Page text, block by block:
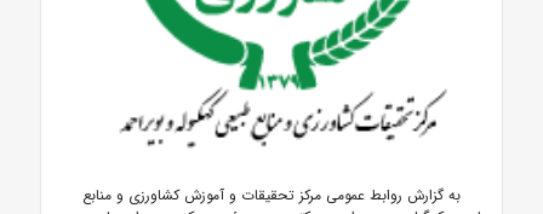
به گزارش روابط عمومی مرکز تحقیقات و آموزش کشاورزی و منابع